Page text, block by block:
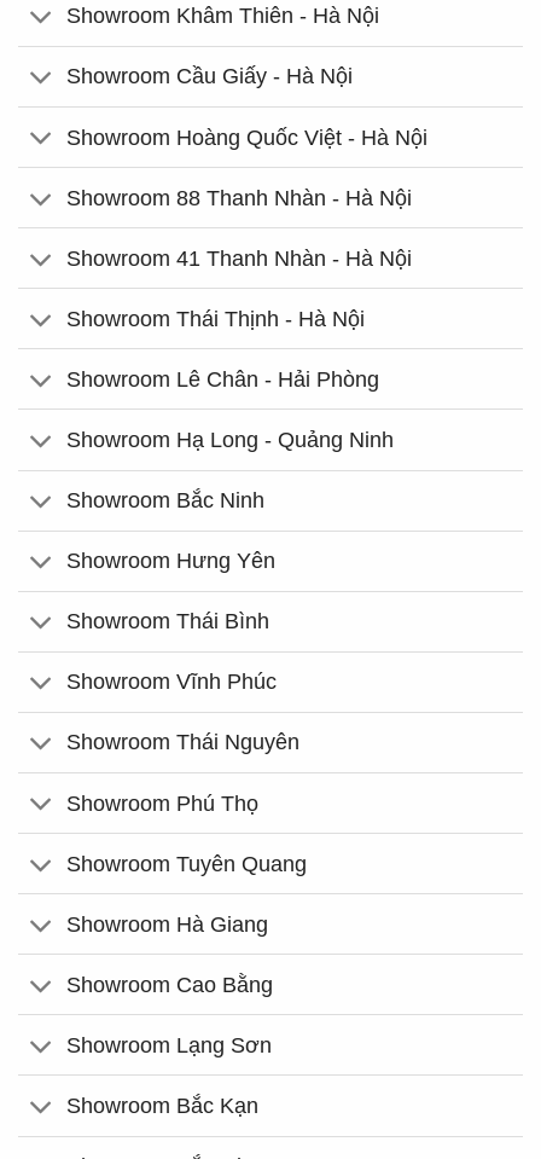
Showroom Khâm Thiên - Hà Nội
Showroom Cầu Giấy - Hà Nội
Showroom Hoàng Quốc Việt - Hà Nội
Showroom 88 Thanh Nhàn - Hà Nội
Showroom 41 Thanh Nhàn - Hà Nội
Showroom Thái Thịnh - Hà Nội
Showroom Lê Chân - Hải Phòng
Showroom Hạ Long - Quảng Ninh
Showroom Bắc Ninh
Showroom Hưng Yên
Showroom Thái Bình
Showroom Vĩnh Phúc
Showroom Thái Nguyên
Showroom Phú Thọ
Showroom Tuyên Quang
Showroom Hà Giang
Showroom Cao Bằng
Showroom Lạng Sơn
Showroom Bắc Kạn